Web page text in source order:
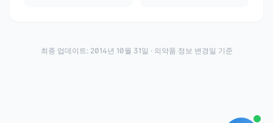
최종 업데이트: 2014년 10월 31일 · 의약품 정보 변경일 기준